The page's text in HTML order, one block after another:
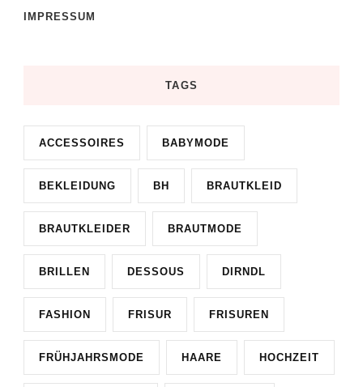
IMPRESSUM
TAGS
ACCESSOIRES BABYMODE
BEKLEIDUNG BH BRAUTKLEID
BRAUTKLEIDER BRAUTMODE
BRILLEN DESSOUS DIRNDL
FASHION FRISUR FRISUREN
FRÜHJAHRSMODE HAARE HOCHZEIT